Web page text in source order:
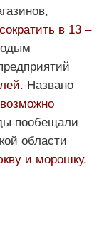
сократить в 13 –
. Названо
пообещали
области
и морошку.